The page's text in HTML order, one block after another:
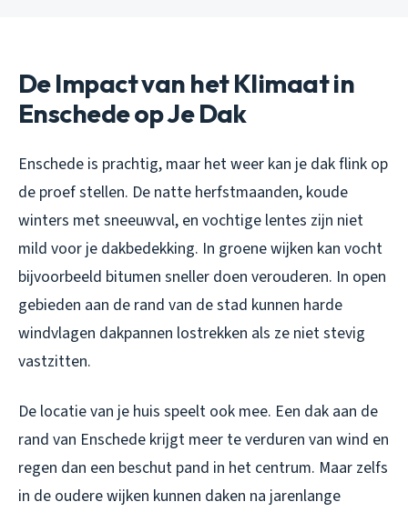
De Impact van het Klimaat in
Enschede op Je Dak
Enschede is prachtig, maar het weer kan je dak flink op
de proef stellen. De natte herfstmaanden, koude
winters met sneeuwval, en vochtige lentes zijn niet
mild voor je dakbedekking. In groene wijken kan vocht
bijvoorbeeld bitumen sneller doen verouderen. In open
gebieden aan de rand van de stad kunnen harde
windvlagen dakpannen lostrekken als ze niet stevig
vastzitten.
De locatie van je huis speelt ook mee. Een dak aan de
rand van Enschede krijgt meer te verduren van wind en
regen dan een beschut pand in het centrum. Maar zelfs
in de oudere wijken kunnen daken na jarenlange